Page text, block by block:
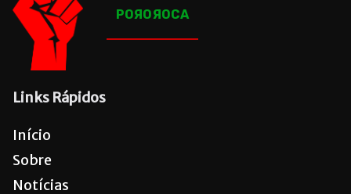
POЯOЯOCA
Links Rápidos
Início
Sobre
Notícias